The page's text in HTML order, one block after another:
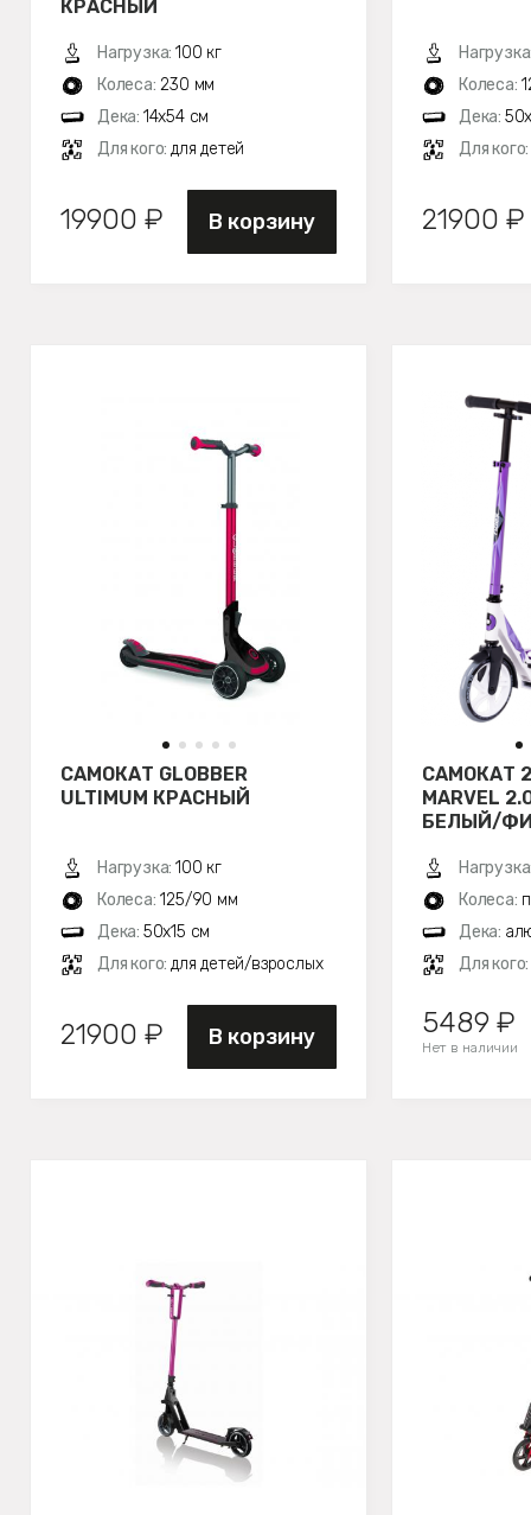
КРАСНЫЙ
Нагрузка: 100 кг
Колеса: 230 мм
Дека: 14х54 см
Для кого: для детей
19900 ₽ В корзину
Колеса:
Дека:
Для кого:
21900 ₽
САМОКАТ GLOBBER
ULTIMUM КРАСНЫЙ
Нагрузка: 100 кг
Колеса: 125/90 мм
Дека: 50х15 см
Для кого: для детей/взрослых
21900 ₽ В корзину
САМОКАТ
MARVEL
БЕЛЫЙ/
Колеса:
Дека:
Для кого:
5489 ₽
Нет в наличии